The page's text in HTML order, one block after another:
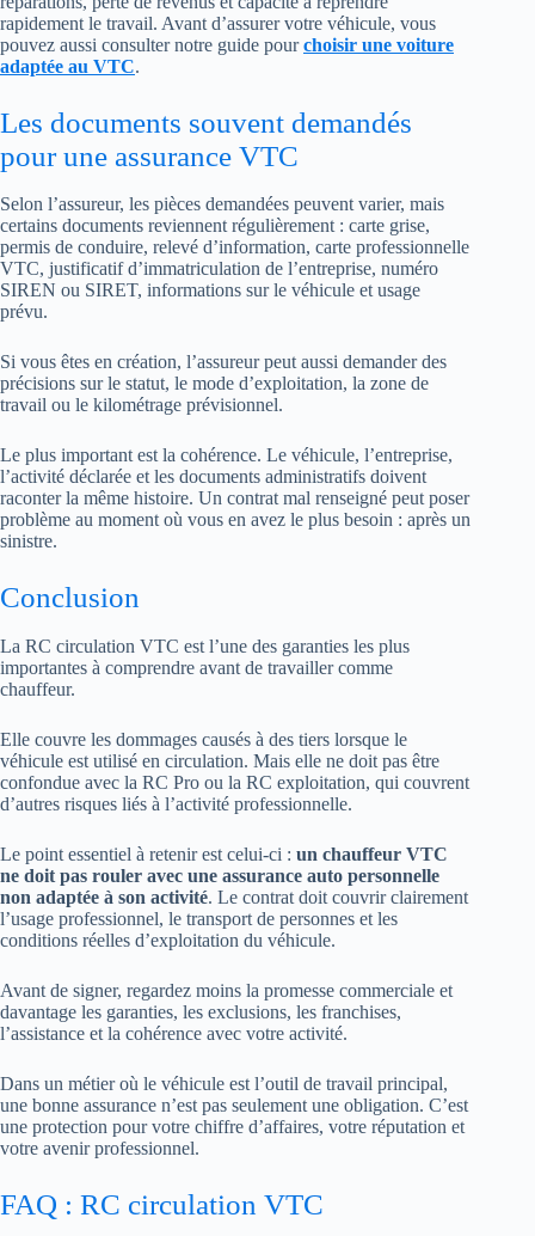
rapidement le travail. Avant d’assurer votre véhicule, vous
pouvez aussi consulter notre guide pourchoisir une voiture
adaptée au VTC.
Les documents souvent demandés
pour une assurance VTC
Selon l’assureur, les pièces demandées peuvent varier, mais
certains documents reviennent régulièrement : carte grise,
permis de conduire, relevé d’information, carte professionnelle
VTC, justificatif d’immatriculation de l’entreprise, numéro
SIREN ou SIRET, informations sur le véhicule et usage
prévu.
Si vous êtes en création, l’assureur peut aussi demander des
précisions sur le statut, le mode d’exploitation, la zone de
travail ou le kilométrage prévisionnel.
Le plus important est la cohérence. Le véhicule, l’entreprise,
l’activité déclarée et les documents administratifs doivent
raconter la même histoire. Un contrat mal renseigné peut poser
problème au moment où vous en avez le plus besoin : après un
sinistre.
Conclusion
La RC circulation VTC est l’une des garanties les plus
importantes à comprendre avant de travailler comme
chauffeur.
Elle couvre les dommages causés à des tiers lorsque le
véhicule est utilisé en circulation. Mais elle ne doit pas être
confondue avec la RC Pro ou la RC exploitation, qui couvrent
d’autres risques liés à l’activité professionnelle.
Le point essentiel à retenir est celui-ci : un chauffeur VTC
ne doit pas rouler avec une assurance auto personnelle
non adaptée à son activité. Le contrat doit couvrir clairement
l’usage professionnel, le transport de personnes et les
conditions réelles d’exploitation du véhicule.
Avant de signer, regardez moins la promesse commerciale et
davantage les garanties, les exclusions, les franchises,
l’assistance et la cohérence avec votre activité.
Dans un métier où le véhicule est l’outil de travail principal,
une bonne assurance n’est pas seulement une obligation. C’est
une protection pour votre chiffre d’affaires, votre réputation et
votre avenir professionnel.
FAQ : RC circulation VTC